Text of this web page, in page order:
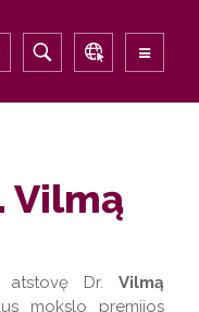
Vilmą
atstovę Dr. Vilmą
mokslo premijos